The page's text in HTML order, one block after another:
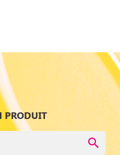
PRODUIT
search